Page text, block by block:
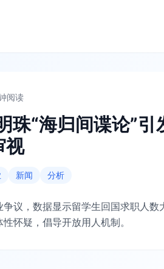
阅读
珠“海归间谍论”
视
新闻 分析
议，数据显示留学生回国求职人
怀疑，倡导开放用人机制。